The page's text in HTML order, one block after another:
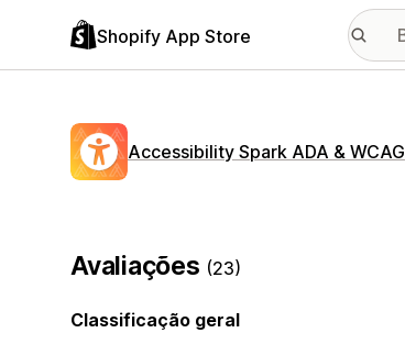
Shopify App Store
Accessibility Spark ADA & WCAG
Avaliações (23)
Classificação geral